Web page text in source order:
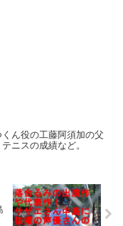
ん役の工藤阿須加の父
ニスの成績など。